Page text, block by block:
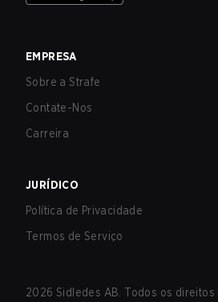
EMPRESA
Sobre a Strafe
Contate-Nos
Carreira
JURÍDICO
Política de Privacidade
Termos de Serviço
2026 Sidledes AB. Todos os direitos